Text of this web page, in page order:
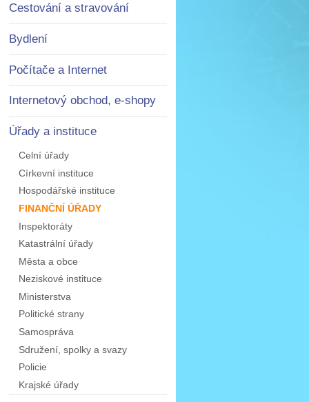
Cestování a stravování
Bydlení
Počítače a Internet
Internetový obchod, e-shopy
Úřady a instituce
Celní úřady
Církevní instituce
Hospodářské instituce
FINANČNÍ ÚŘADY
Inspektoráty
Katastrální úřady
Města a obce
Neziskové instituce
Ministerstva
Politické strany
Samospráva
Sdružení, spolky a svazy
Policie
Krajské úřady